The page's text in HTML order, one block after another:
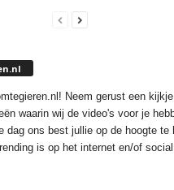
Neem gerust een
waarin wij de video's voor je
dag ons best jullie op de hoogte te
is op het internet en/of social